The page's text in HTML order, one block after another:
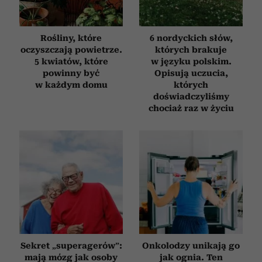
otrzymanymi od Ciebie lub uzyskanymi podczas
korzystania z ich usług.
Rośliny, które
oczyszczają powietrze.
5 kwiatów, które
powinny być
w każdym domu
6 nordyckich słów,
których brakuje
w języku polskim.
Opisują uczucia,
których
doświadczyliśmy
chociaż raz w życiu
Sekret „superagerów”:
mają mózg jak osoby
Onkolodzy unikają go
jak ognia. Ten